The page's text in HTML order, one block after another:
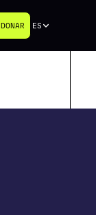
DONAR ES